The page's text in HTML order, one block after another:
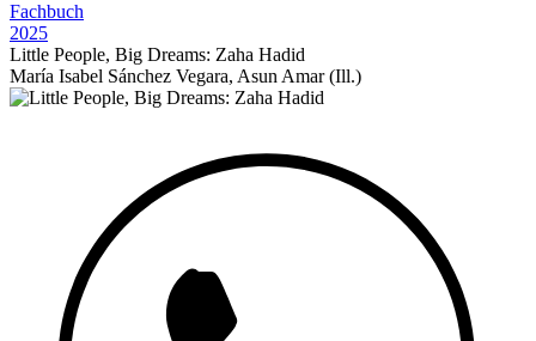
Fachbuch
2025
Little People, Big Dreams: Zaha Hadid
María Isabel Sánchez Vegara, Asun Amar (Ill.)